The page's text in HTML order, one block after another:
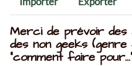
Merci de prévoir des
des non geeks
"comment faire